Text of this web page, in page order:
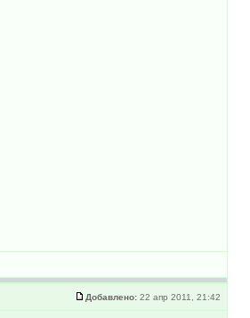
Добавлено: 22 апр 2011, 21:42